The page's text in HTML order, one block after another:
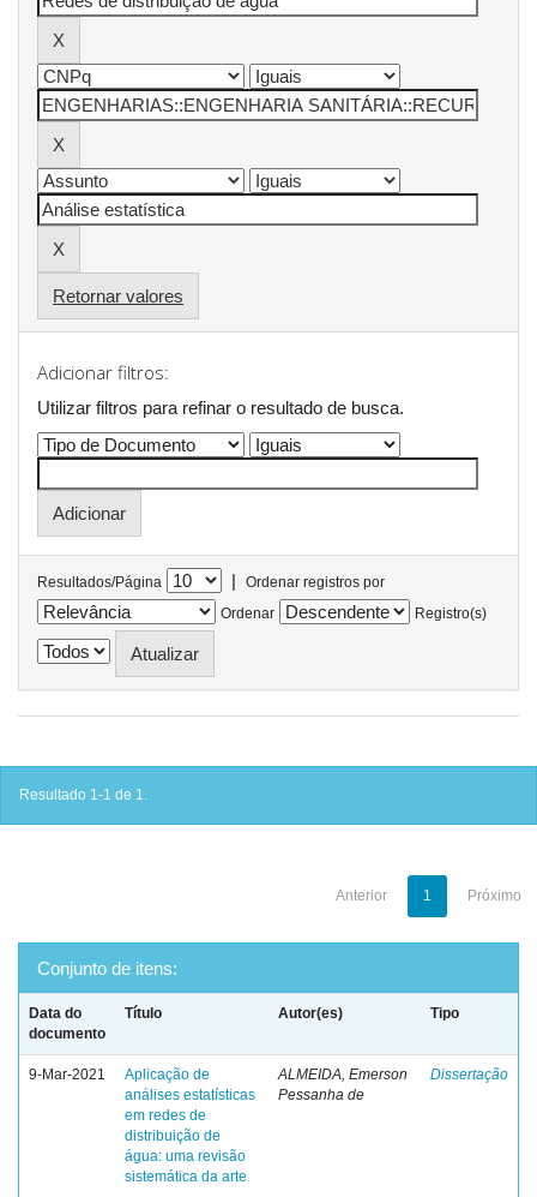
Retornar valores
Adicionar filtros:
Utilizar filtros para refinar o resultado de busca.
Resultados/Página |
Ordenar registros por
Ordenar
Registro(s)
Resultado 1-1 de 1.
Anterior 1 Próximo
Conjunto de itens:
Data do
documento
Título Autor(es) Tipo
9-Mar-2021
Aplicação de
análises estatísticas
em redes de
distribuição de
água: uma revisão
sistemática da arte
ALMEIDA, Emerson
Pessanha de
Dissertação